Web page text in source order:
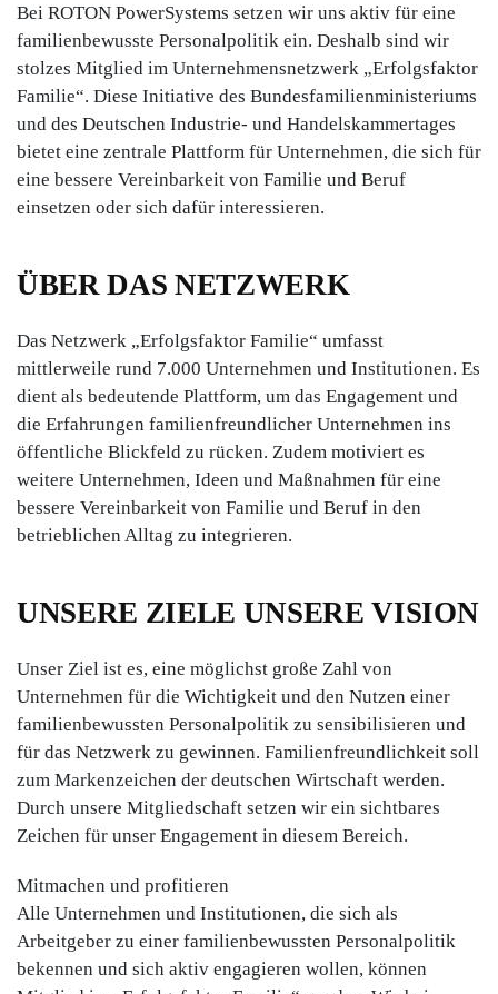
Bei ROTON PowerSystems setzen wir uns aktiv für eine
familienbewusste Personalpolitik ein. Deshalb sind wir
stolzes Mitglied im Unternehmensnetzwerk „Erfolgsfaktor
Familie“. Diese Initiative des Bundesfamilienministeriums
und des Deutschen Industrie- und Handelskammertages
bietet eine zentrale Plattform für Unternehmen, die sich für
eine bessere Vereinbarkeit von Familie und Beruf
einsetzen oder sich dafür interessieren.
ÜBER DAS NETZWERK
Das Netzwerk „Erfolgsfaktor Familie“ umfasst
mittlerweile rund 7.000 Unternehmen und Institutionen. Es
dient als bedeutende Plattform, um das Engagement und
die Erfahrungen familienfreundlicher Unternehmen ins
öffentliche Blickfeld zu rücken. Zudem motiviert es
weitere Unternehmen, Ideen und Maßnahmen für eine
bessere Vereinbarkeit von Familie und Beruf in den
betrieblichen Alltag zu integrieren.
UNSERE ZIELE UNSERE VISION
Unser Ziel ist es, eine möglichst große Zahl von
Unternehmen für die Wichtigkeit und den Nutzen einer
familienbewussten Personalpolitik zu sensibilisieren und
für das Netzwerk zu gewinnen. Familienfreundlichkeit soll
zum Markenzeichen der deutschen Wirtschaft werden.
Durch unsere Mitgliedschaft setzen wir ein sichtbares
Zeichen für unser Engagement in diesem Bereich.
Mitmachen und profitieren
Alle Unternehmen und Institutionen, die sich als
Arbeitgeber zu einer familienbewussten Personalpolitik
bekennen und sich aktiv engagieren wollen, können